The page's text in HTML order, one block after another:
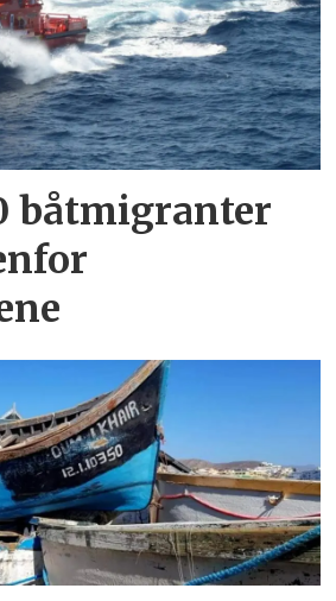
båtmigranter